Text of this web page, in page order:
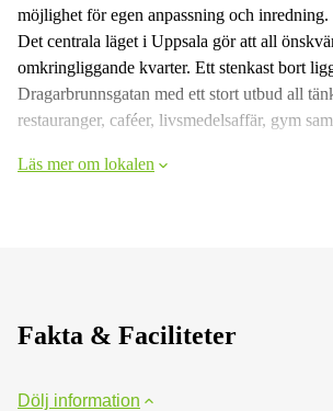
möjlighet för egen anpassning och inredning.
Det centrala läget i Uppsala gör att all
omkringliggande kvarter. Ett stenkast bort
Dragarbrunnsgatan med ett stort utbud all
restauranger, caféer, livsmedelsaffär, gym
Läs mer om lokalen
Fakta & Faciliteter
Dölj information